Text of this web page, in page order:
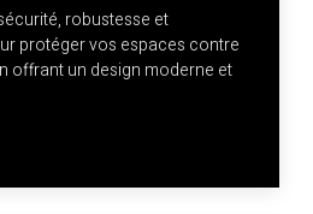
robustesse et
protéger vos espaces contre
offrant un design moderne et